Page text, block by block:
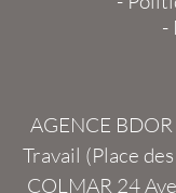
-
AGENCE
Travail (Place
COLMAR 24